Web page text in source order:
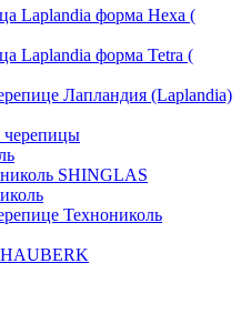
Laplandia форма Hexa (
Laplandia форма Tetra (
Лапландия (Laplandia)
SHINGLAS
Технониколь
HAUBERK